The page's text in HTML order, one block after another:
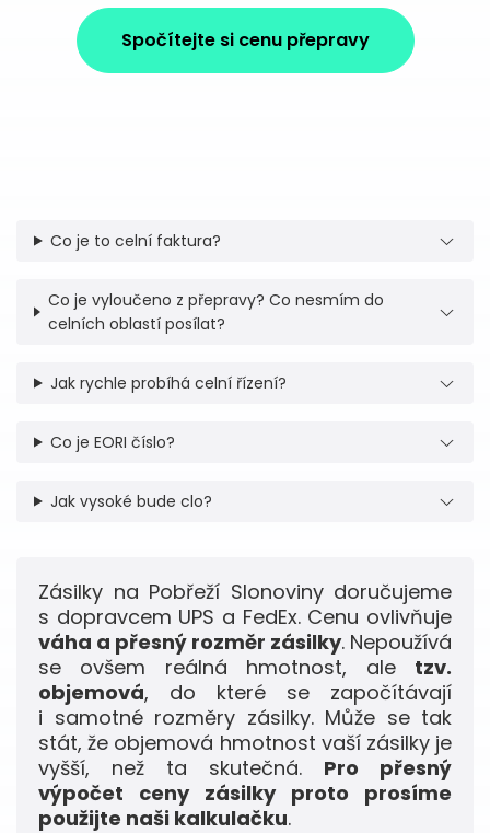
Spočítejte si cenu přepravy
Co je to celní faktura?
Co je vyloučeno z přepravy? Co nesmím do
celních oblastí posílat?
Jak rychle probíhá celní řízení?
Co je EORI číslo?
Jak vysoké bude clo?
Zásilky na Pobřeží Slonoviny doručujeme
s dopravcem UPS a FedEx. Cenu ovlivňuje
váha a přesný rozměr zásilky. Nepoužívá
se ovšem reálná hmotnost, ale tzv.
objemová, do které se započítávají
i samotné rozměry zásilky. Může se tak
stát, že objemová hmotnost vaší zásilky je
vyšší, než ta skutečná. Pro přesný
výpočet ceny zásilky proto prosíme
použijte naši kalkulačku.